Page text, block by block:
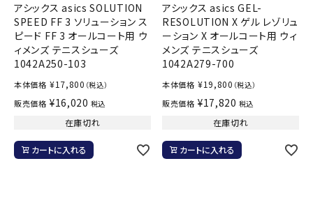
アシックス asics SOLUTION
SPEED FF 3 ソリューション ス
ピード FF 3 オールコート用 ウ
ィメンズ テニスシューズ
1042A250-103
本体価格 ¥17,800 （税込）
販売価格 ¥16,020 税込
在庫切れ
カートに入れる
アシックス asics GEL-
RESOLUTION X ゲル レゾリュ
ーション X オールコート用 ウィ
メンズ テニスシューズ
1042A279-700
本体価格 ¥19,800 （税込）
販売価格 ¥17,820 税込
在庫切れ
カートに入れる